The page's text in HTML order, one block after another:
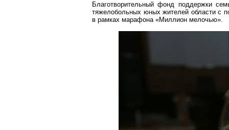
Благотворительный фонд поддержки
тяжелобольных юных жителей области с
в рамках марафона «Миллион мелочью».